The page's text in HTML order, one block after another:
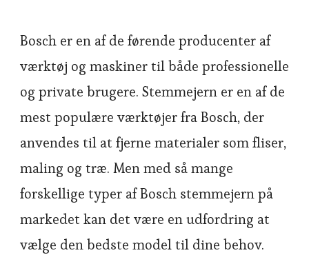
Bosch er en af de førende producenter af
værktøj og maskiner til både professionelle
og private brugere. Stemmejern er en af de
mest populære værktøjer fra Bosch, der
anvendes til at fjerne materialer som fliser,
maling og træ. Men med så mange
forskellige typer af Bosch stemmejern på
markedet kan det være en udfordring at
vælge den bedste model til dine behov.